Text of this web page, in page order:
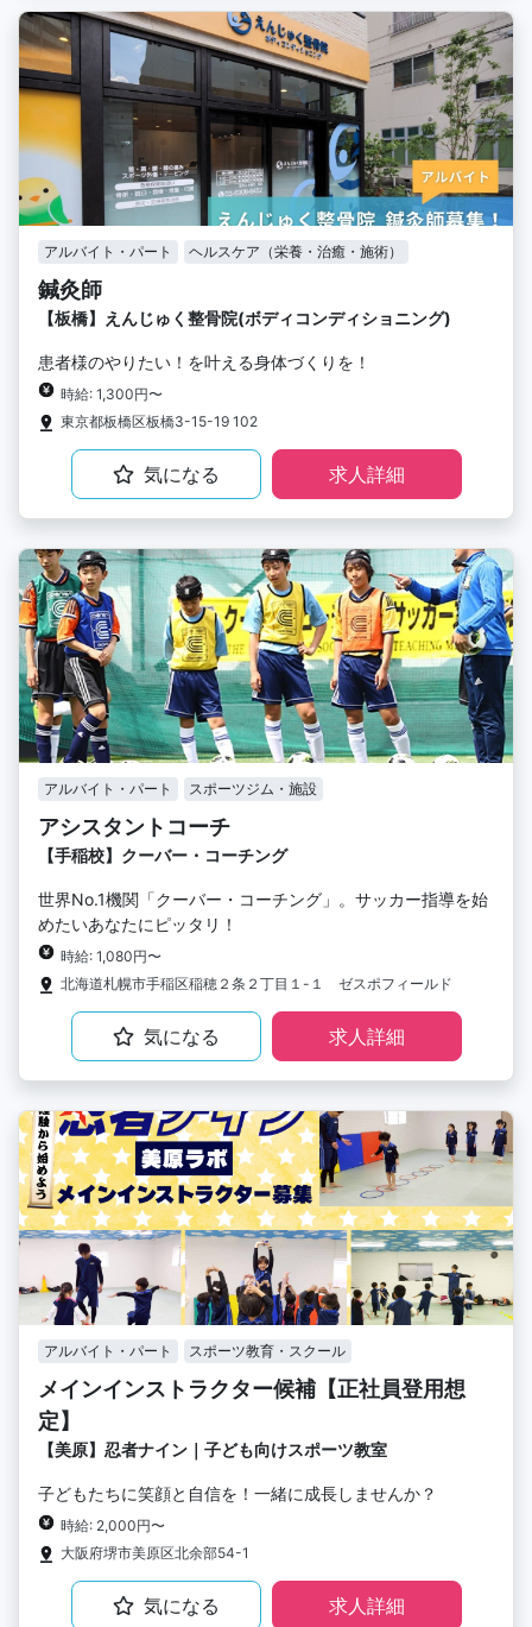
アルバイト・パート ヘルスケア（栄養・治癒・施術）
鍼灸師
【板橋】えんじゅく整骨院(ボディコンディショニング)
患者様のやりたい！を叶える身体づくりを！
時給: 1,300円〜
東京都板橋区板橋3-15-19 102
気になる 求人詳細
アルバイト・パート スポーツジム・施設
アシスタントコーチ
【手稲校】クーバー・コーチング
世界No.1機関「クーバー・コーチング」。サッカー指導を始
めたいあなたにピッタリ！
時給: 1,080円〜
北海道札幌市手稲区稲穂２条２丁目１-１ ゼスポフィールド
気になる 求人詳細
アルバイト・パート スポーツ教育・スクール
メインインストラクター候補【正社員登用想
定】
【美原】忍者ナイン｜子ども向けスポーツ教室
子どもたちに笑顔と自信を！一緒に成長しませんか？
時給: 2,000円〜
大阪府堺市美原区北余部54-1
気になる 求人詳細